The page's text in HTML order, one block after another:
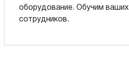
оборудование. Обучим ваших
сотрудников.